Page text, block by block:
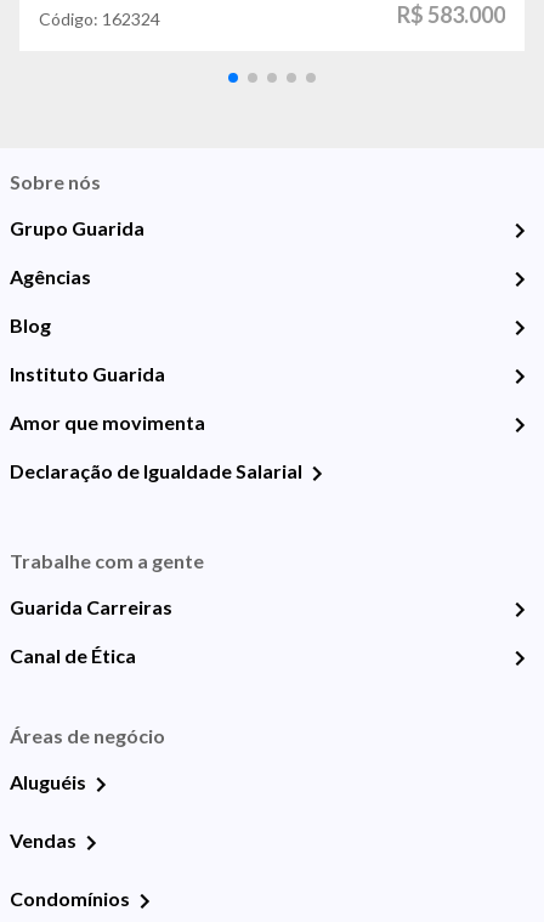
Código: 162324 R$ 583.000
Sobre nós
Grupo Guarida
Agências
Blog
Instituto Guarida
Amor que movimenta
Declaração de Igualdade Salarial
Trabalhe com a gente
Guarida Carreiras
Canal de Ética
Áreas de negócio
Aluguéis
Vendas
Condomínios